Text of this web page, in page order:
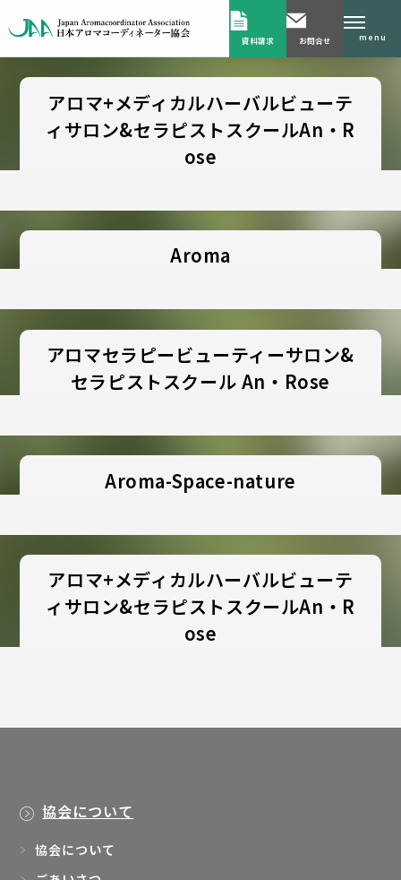
資料請求 お問合せ menu
アロマ+メディカルハーバルビューテ
ィサロン&セラピストスクールAn・R
ose
Aroma
アロマセラピービューティーサロン&
セラピストスクール An・Rose
Aroma-Space-nature
アロマ+メディカルハーバルビューテ
ィサロン&セラピストスクールAn・R
ose
協会について
協会について